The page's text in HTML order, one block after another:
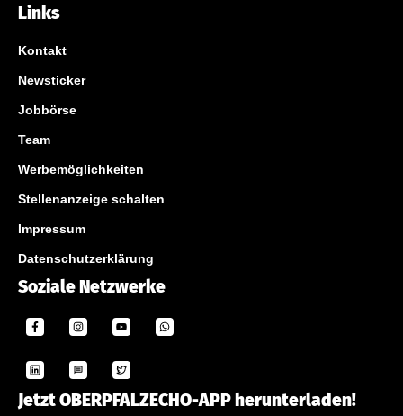
Links
Kontakt
Newsticker
Jobbörse
Team
Werbemöglichkeiten
Stellenanzeige schalten
Impressum
Datenschutzerklärung
Soziale Netzwerke
Jetzt OBERPFALZECHO-APP herunterladen!